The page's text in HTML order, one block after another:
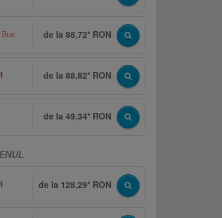
de la 88,72* RON
de la 88,82* RON
de la 49,34* RON
de la 128,29* RON